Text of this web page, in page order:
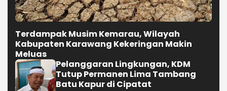
Terdampak Musim Kemarau, Wilayah
Kabupaten Karawang Kekeringan Makin
Meluas
Pelanggaran Lingkungan, KDM
Tutup Permanen Lima Tambang
Batu Kapur di Cipatat